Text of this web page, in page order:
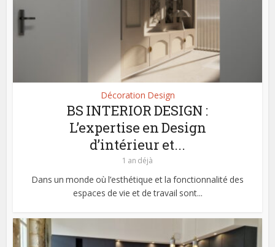
Décoration Design
BS INTERIOR DESIGN :
L’expertise en Design
d’intérieur et...
1 an déjà
Dans un monde où l’esthétique et la fonctionnalité des
espaces de vie et de travail sont...